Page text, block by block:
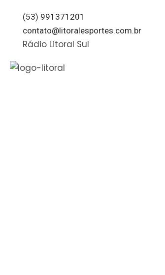
(53) 991371201
contato@litoralesportes.com.br
Rádio Litoral Sul